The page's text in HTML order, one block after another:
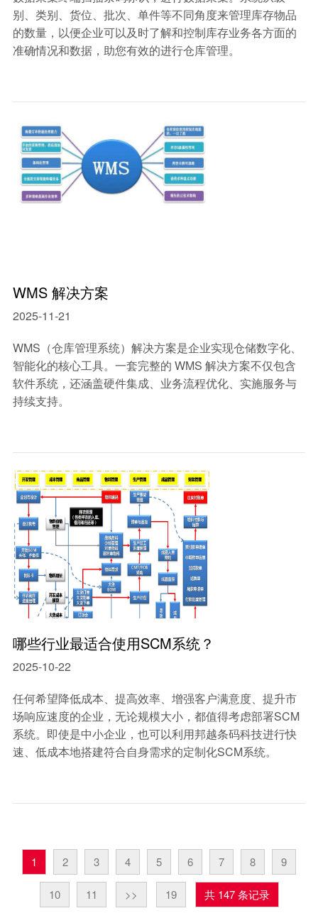
别、类别、货位、批次、单件等不同角度来管理库存物品
的数量，以便企业可以及时了解和控制库存业务各方面的
准确情况和数据，助您有效的进行仓库管理。
WMS 解决方案
2025-11-21
WMS（仓库管理系统）解决方案是企业实现仓储数字化、
智能化的核心工具。一套完整的 WMS 解决方案不仅包含
软件系统，还涵盖硬件集成、业务流程优化、实施服务与
持续支持。
哪些行业最适合使用SCM系统？
2025-10-22
​任何希望降低成本、提高效率、增强客户满意度、提升市
场响应速度的企业，无论规模大小，都值得考虑部署SCM
系统。即使是中小企业，也可以利用邦越条码科技进行快
速、低成本地搭建符合自身需求的定制化SCM系统。
1 2 3 4 5 6 7 8 9
10 11 >> 19 共 147 条记录